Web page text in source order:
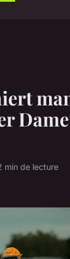
min de lecture